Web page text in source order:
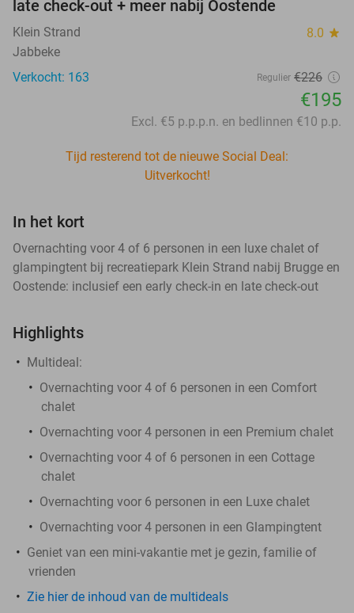
late check-out + meer nabij Oostende
Klein Strand 8.0 star
Jabbeke
Verkocht: 163
Regulier €226
€195
Excl. €5 p.p.p.n. en bedlinnen €10 p.p.
Tijd resterend tot de nieuwe Social Deal:
Uitverkocht!
In het kort
Overnachting voor 4 of 6 personen in een luxe chalet of
glampingtent bij recreatiepark Klein Strand nabij Brugge en
Oostende: inclusief een early check-in en late check-out
Highlights
Multideal:
Overnachting voor 4 of 6 personen in een Comfort
chalet
Overnachting voor 4 personen in een Premium chalet
Overnachting voor 4 of 6 personen in een Cottage
chalet
Overnachting voor 6 personen in een Luxe chalet
Overnachting voor 4 personen in een Glampingtent
Geniet van een mini-vakantie met je gezin, familie of
vrienden
Zie hier de inhoud van de multideals